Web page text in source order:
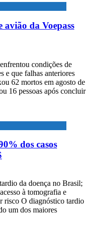
da Voepass
condições de
e que falhas anteriores
62 mortos em agosto de
16 pessoas após concluir
dos casos
da doença no Brasil;
à tomografia e
risco O diagnóstico tardio
um dos maiores